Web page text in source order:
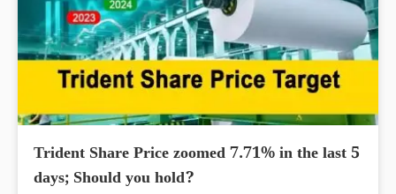
Trident Share Price zoomed 7.71% in the last 5
days; Should you hold?